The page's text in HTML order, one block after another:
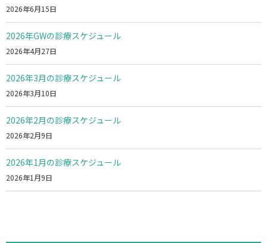
2026年6月15日
2026年GWの診療スケジュール
2026年4月27日
2026年3月の診療スケジュール
2026年3月10日
2026年2月の診療スケジュール
2026年2月9日
2026年1月の診療スケジュール
2026年1月9日